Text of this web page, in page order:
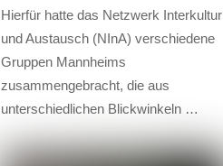
Hierfür hatte das Netzwerk Interkultur
und Austausch (NInA) verschiedene
Gruppen Mannheims
zusammengebracht, die aus
unterschiedlichen Blickwinkeln …